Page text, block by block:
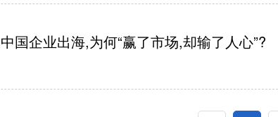
中国企业出海,为何“赢了市场,却输了人心”?